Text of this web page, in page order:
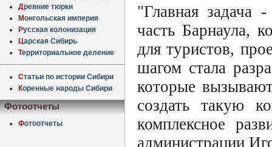
Древние тюрки
Монгольская империя
Русская колонизация
Царская Сибирь
Территориальное деление
Статьи по истории Сибири
Коренные народы Сибири
Фотоотчеты
Фотоотчеты
"Главная задача
часть Барнаула,
для туристов,
шагом стала
которые
создать такую
комплексное
администрации